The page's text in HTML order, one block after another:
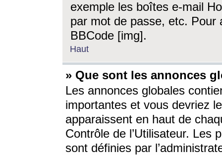
exemple les boîtes e-mail
par mot de passe, etc. Pour
BBCode [img].
Haut
» Que sont les annonces
Les annonces globales
importantes et vous devriez
apparaissent en haut de
Contrôle de l’Utilisateur. Les
sont définies par